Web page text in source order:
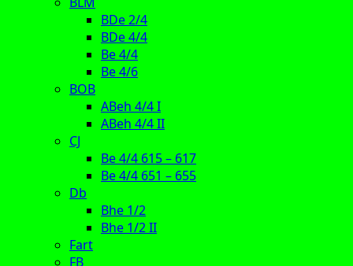
BDe 2/4
BDe 4/4
Be 4/4
Be 4/6
BOB
ABeh 4/4 I
ABeh 4/4 II
CJ
Be 4/4 615 – 617
Be 4/4 651 – 655
Db
Bhe 1/2
Bhe 1/2 II
Fart
FB